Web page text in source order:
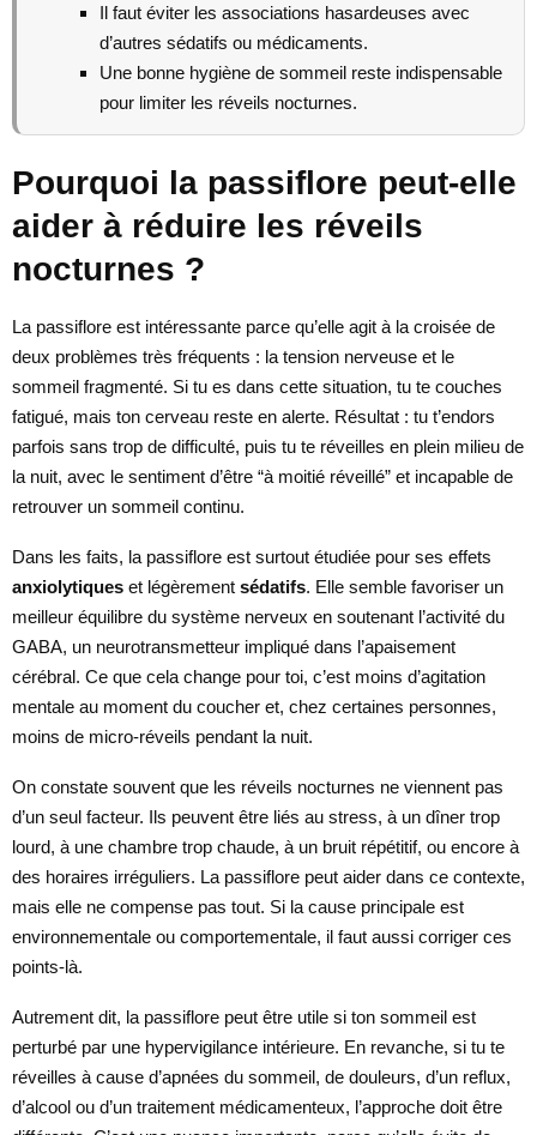
Il faut éviter les associations hasardeuses avec
d’autres sédatifs ou médicaments.
Une bonne hygiène de sommeil reste indispensable
pour limiter les réveils nocturnes.
Pourquoi la passiflore peut-elle
aider à réduire les réveils
nocturnes ?
La passiflore est intéressante parce qu’elle agit à la croisée de
deux problèmes très fréquents : la tension nerveuse et le
sommeil fragmenté. Si tu es dans cette situation, tu te couches
fatigué, mais ton cerveau reste en alerte. Résultat : tu t’endors
parfois sans trop de difficulté, puis tu te réveilles en plein milieu de
la nuit, avec le sentiment d’être “à moitié réveillé” et incapable de
retrouver un sommeil continu.
Dans les faits, la passiflore est surtout étudiée pour ses effets
anxiolytiques et légèrement sédatifs. Elle semble favoriser un
meilleur équilibre du système nerveux en soutenant l’activité du
GABA, un neurotransmetteur impliqué dans l’apaisement
cérébral. Ce que cela change pour toi, c’est moins d’agitation
mentale au moment du coucher et, chez certaines personnes,
moins de micro-réveils pendant la nuit.
On constate souvent que les réveils nocturnes ne viennent pas
d’un seul facteur. Ils peuvent être liés au stress, à un dîner trop
lourd, à une chambre trop chaude, à un bruit répétitif, ou encore à
des horaires irréguliers. La passiflore peut aider dans ce contexte,
mais elle ne compense pas tout. Si la cause principale est
environnementale ou comportementale, il faut aussi corriger ces
points-là.
Autrement dit, la passiflore peut être utile si ton sommeil est
perturbé par une hypervigilance intérieure. En revanche, si tu te
réveilles à cause d’apnées du sommeil, de douleurs, d’un reflux,
d’alcool ou d’un traitement médicamenteux, l’approche doit être